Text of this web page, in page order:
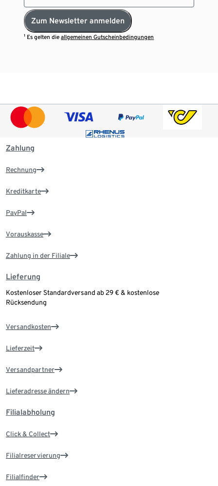
Zum Newsletter anmelden
¹ Es gelten dieallgemeinen Gutscheinbedingungen
Zahlung
Rechnung
Kreditkarte
PayPal
Vorauskasse
Zahlung in der Filiale
Lieferung
Kostenloser Standardversand ab 29 € & kostenlose
Rücksendung
Versandkosten
Lieferzeit
Versandpartner
Lieferadresse ändern
Filialabholung
Click & Collect
Filialreservierung
Filialfinder